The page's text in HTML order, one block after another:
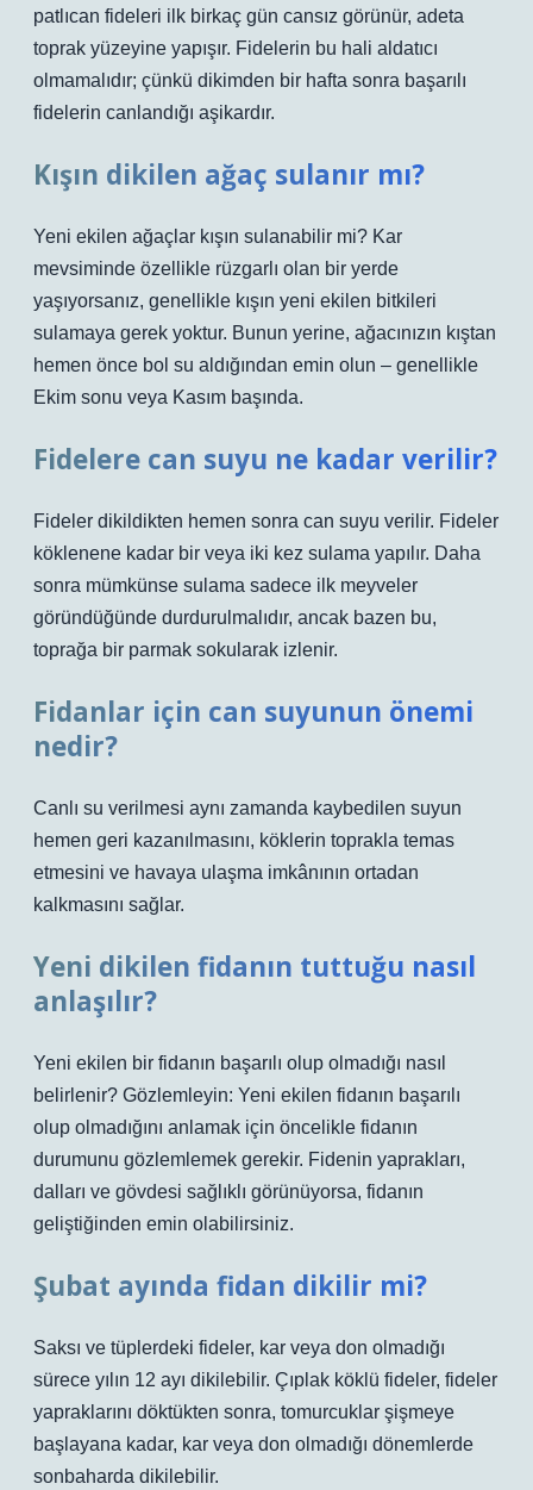
patlıcan fideleri ilk birkaç gün cansız görünür, adeta
toprak yüzeyine yapışır. Fidelerin bu hali aldatıcı
olmamalıdır; çünkü dikimden bir hafta sonra başarılı
fidelerin canlandığı aşikardır.
Kışın dikilen ağaç sulanır mı?
Yeni ekilen ağaçlar kışın sulanabilir mi? Kar
mevsiminde özellikle rüzgarlı olan bir yerde
yaşıyorsanız, genellikle kışın yeni ekilen bitkileri
sulamaya gerek yoktur. Bunun yerine, ağacınızın kıştan
hemen önce bol su aldığından emin olun – genellikle
Ekim sonu veya Kasım başında.
Fidelere can suyu ne kadar verilir?
Fideler dikildikten hemen sonra can suyu verilir. Fideler
köklenene kadar bir veya iki kez sulama yapılır. Daha
sonra mümkünse sulama sadece ilk meyveler
göründüğünde durdurulmalıdır, ancak bazen bu,
toprağa bir parmak sokularak izlenir.
Fidanlar için can suyunun önemi
nedir?
Canlı su verilmesi aynı zamanda kaybedilen suyun
hemen geri kazanılmasını, köklerin toprakla temas
etmesini ve havaya ulaşma imkânının ortadan
kalkmasını sağlar.
Yeni dikilen fidanın tuttuğu nasıl
anlaşılır?
Yeni ekilen bir fidanın başarılı olup olmadığı nasıl
belirlenir? Gözlemleyin: Yeni ekilen fidanın başarılı
olup olmadığını anlamak için öncelikle fidanın
durumunu gözlemlemek gerekir. Fidenin yaprakları,
dalları ve gövdesi sağlıklı görünüyorsa, fidanın
geliştiğinden emin olabilirsiniz.
Şubat ayında fidan dikilir mi?
Saksı ve tüplerdeki fideler, kar veya don olmadığı
sürece yılın 12 ayı dikilebilir. Çıplak köklü fideler, fideler
yapraklarını döktükten sonra, tomurcuklar şişmeye
başlayana kadar, kar veya don olmadığı dönemlerde
sonbaharda dikilebilir.